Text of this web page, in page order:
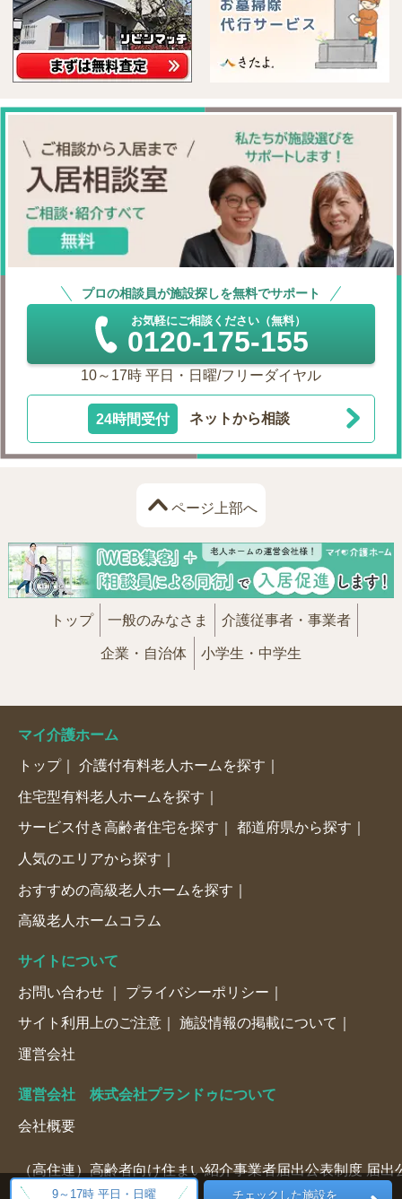
9～17時 平日・日曜 チェックした施設を
プロの相談員が施設探しを無料でサポート
お気軽にご相談ください（無料）
0120-175-155
10～17時 平日・日曜/フリーダイヤル
24時間受付 ネットから相談
ページ上部へ
トップ 一般のみなさま 介護従事者・事業者
企業・自治体 小学生・中学生
マイ介護ホーム
トップ 介護付有料老人ホームを探す
住宅型有料老人ホームを探す
サービス付き高齢者住宅を探す 都道府県から探す
人気のエリアから探す
おすすめの高級老人ホームを探す
高級老人ホームコラム
サイトについて
お問い合わせ プライバシーポリシー
サイト利用上のご注意 施設情報の掲載について
運営会社
運営会社 株式会社プランドゥについて
会社概要
（高住連）高齢者向け住まい紹介事業者届出公表制度 届出